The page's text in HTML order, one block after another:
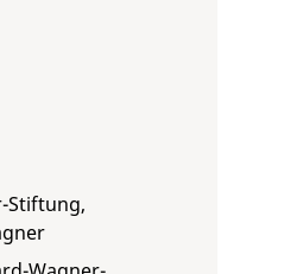
Stiftung,